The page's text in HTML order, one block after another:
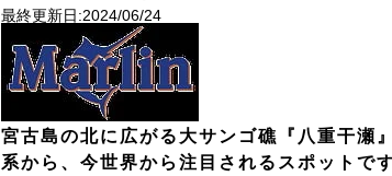
最終更新日:2024/06/24
宮古島の北に広がる大サンゴ礁『八重干瀬
系から、今世界から注目されるスポットで